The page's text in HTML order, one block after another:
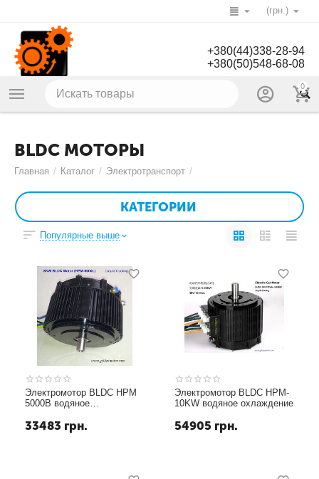
(грн.)
+380(44)338-28-94
+380(50)548-68-08
0
BLDC МОТОРЫ
Главная / Каталог / Электротранспорт /
КАТЕГОРИИ
Популярные выше
Электромотор BLDC HPM
5000B водяное
33483 грн.
Электромотор BLDC HPM-
10KW водяное охлаждение
54905 грн.